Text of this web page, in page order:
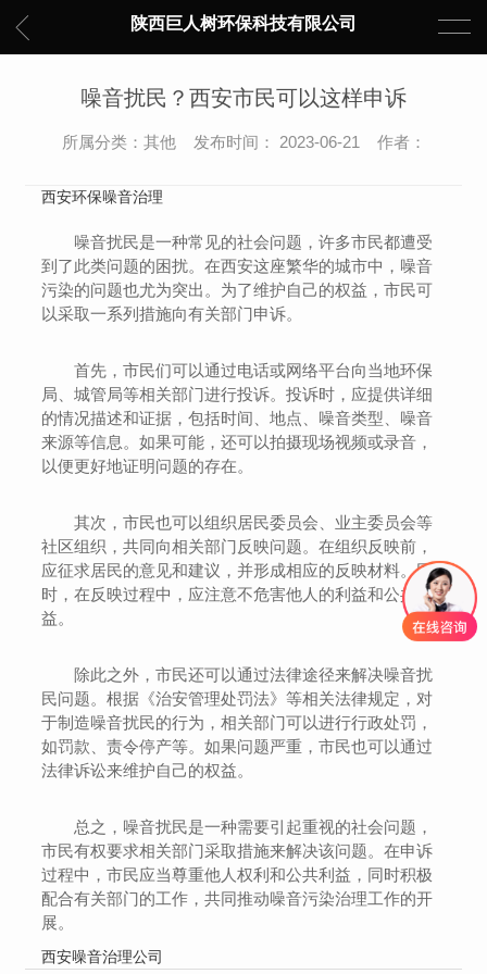
陕西巨人树环保科技有限公司
噪音扰民？西安市民可以这样申诉
所属分类：其他 发布时间： 2023-06-21 作者：
西安环保噪音治理
噪音扰民是一种常见的社会问题，许多市民都遭受
到了此类问题的困扰。在西安这座繁华的城市中，噪音
污染的问题也尤为突出。为了维护自己的权益，市民可
以采取一系列措施向有关部门申诉。
首先，市民们可以通过电话或网络平台向当地环保
局、城管局等相关部门进行投诉。投诉时，应提供详细
的情况描述和证据，包括时间、地点、噪音类型、噪音
来源等信息。如果可能，还可以拍摄现场视频或录音，
以便更好地证明问题的存在。
其次，市民也可以组织居民委员会、业主委员会等
社区组织，共同向相关部门反映问题。在组织反映前，
应征求居民的意见和建议，并形成相应的反映材料。同
时，在反映过程中，应注意不危害他人的利益和公共利
益。
除此之外，市民还可以通过法律途径来解决噪音扰
民问题。根据《治安管理处罚法》等相关法律规定，对
于制造噪音扰民的行为，相关部门可以进行行政处罚，
如罚款、责令停产等。如果问题严重，市民也可以通过
法律诉讼来维护自己的权益。
总之，噪音扰民是一种需要引起重视的社会问题，
市民有权要求相关部门采取措施来解决该问题。在申诉
过程中，市民应当尊重他人权利和公共利益，同时积极
配合有关部门的工作，共同推动噪音污染治理工作的开
展。
西安噪音治理公司